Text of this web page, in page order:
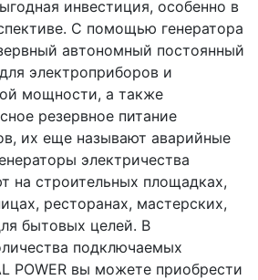
инвестиция, особенно в
С помощью генератора
автономный постоянный
электроприборов и
мощности, а также
резервное питание
их еще называют аварийные
электричества
на строительных площадках,
ресторанах, мастерских,
бытовых целей. В
подключаемых
POWER вы можете приобрести